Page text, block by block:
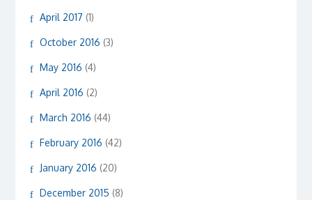
April 2017 (1)
October 2016 (3)
May 2016 (4)
April 2016 (2)
March 2016 (44)
February 2016 (42)
January 2016 (20)
December 2015 (8)